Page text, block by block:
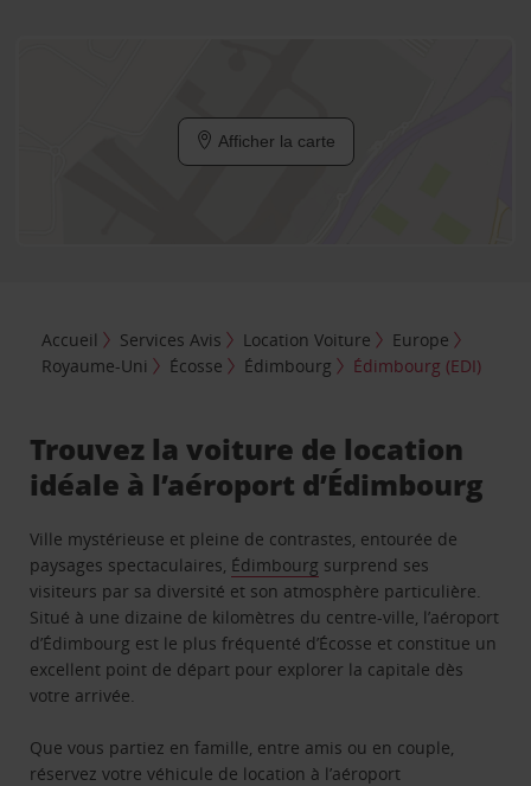
Afficher la carte
Accueil Services Avis Location Voiture
Europe
Royaume-Uni
Écosse Édimbourg Édimbourg (EDI)
Trouvez la voiture de location
idéale à l’aéroport d’Édimbourg
Ville mystérieuse et pleine de contrastes, entourée de
paysages spectaculaires, Édimbourg surprend ses
visiteurs par sa diversité et son atmosphère particulière.
Situé à une dizaine de kilomètres du centre-ville, l’aéroport
d’Édimbourg est le plus fréquenté d’Écosse et constitue un
excellent point de départ pour explorer la capitale dès
votre arrivée.
Que vous partiez en famille, entre amis ou en couple,
réservez votre véhicule de location à l’aéroport